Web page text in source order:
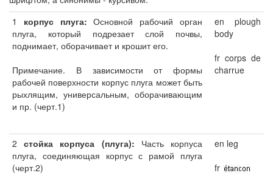
1 корпус плуга: Основной рабочий орган
плуга, который подрезает слой почвы,
поднимает, оборачивает и крошит его.
Примечание. В зависимости от формы
рабочей поверхности корпус плуга может быть
рыхлящим, универсальным, оборачивающим
и пр. (черт.1)
en plough
body
fr corps de
charrue
2стойка корпуса (плуга): Часть корпуса
плуга, соединяющая корпус с рамой плуга
(черт.2)
en leg
fr